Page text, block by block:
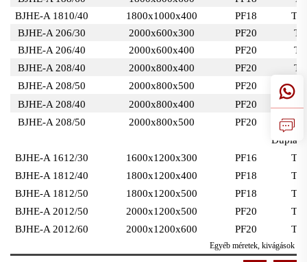
BJHE-A 1810/40
1800x1000x400 PF18
BJHE-A 206/30
2000x600x300 PF20
BJHE-A 206/40
2000x600x400 PF20
BJHE-A 208/40
2000x800x400 PF20
BJHE-A 208/50
2000x800x500 PF20
BJHE-A 208/40
2000x800x400 PF20
BJHE-A 208/50
2000x800x500 PF20
Dupla
BJHE-A 1612/30
1600x1200x300 PF16
BJHE-A 1812/40
1800x1200x400 PF18
BJHE-A 1812/50
1800x1200x500 PF18
BJHE-A 2012/50
2000x1200x500 PF20
BJHE-A 2012/60
2000x1200x600 PF20
Egyéb méretek, kivágások